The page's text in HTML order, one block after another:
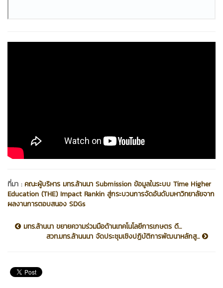
ที่มา : คณะผู้บริหาร มทร.ล้านนา Submission ข้อมูลในระบบ Time Higher
Education (THE) Impact Rankin สู่กระบวนการจัดอันดับมหาวิทยาลัยจาก
ผลงานการตอบสนอง SDGs
มทร.ล้านนา ขยายความร่วมมือด้านเทคโนโลยีการเกษตร ดึ...
สวท.มทร.ล้านนนา จัดประชุมเชิงปฏิบัติการพัฒนาหลักสู...